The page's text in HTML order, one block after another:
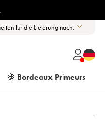
für die Lieferung nach:
🍇 Bordeaux Primeurs